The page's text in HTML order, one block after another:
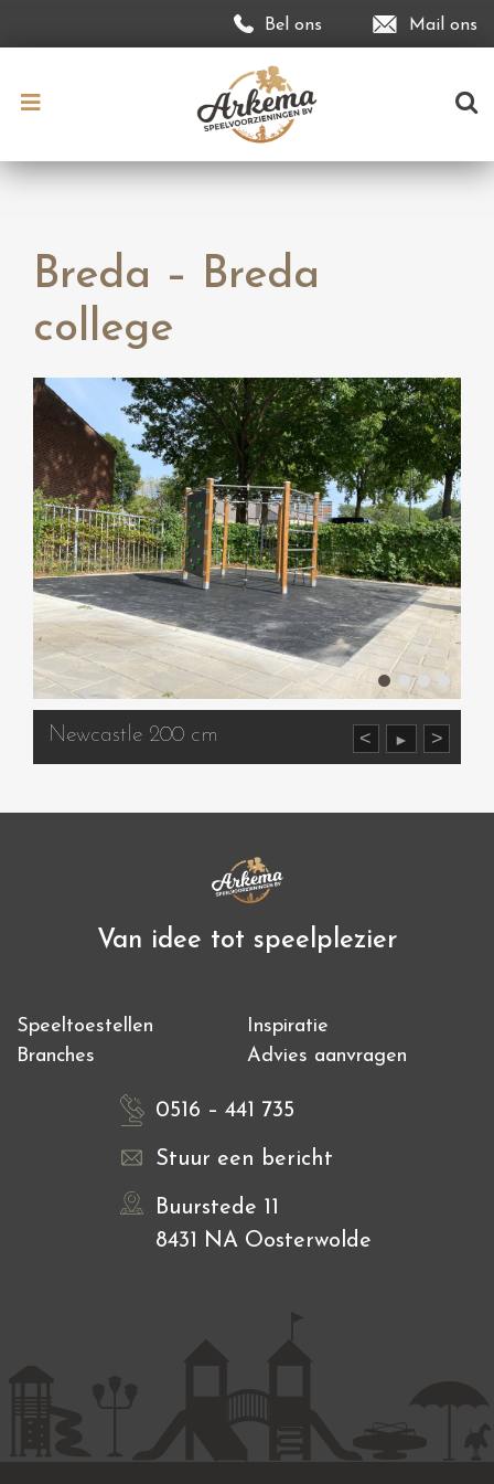
Bel ons Mail ons
Breda – Breda
college
< ► >
Newcastle 200 cm
Van idee tot speelplezier
Speeltoestellen
Inspiratie
Branches
Advies aanvragen
0516 – 441 735
Stuur een bericht
Buurstede 11
8431 NA Oosterwolde